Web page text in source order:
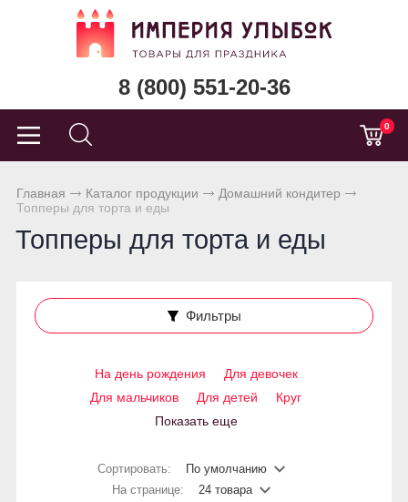
8 (800) 551-20-36
0
Главная Каталог продукции
Домашний кондитер
Топперы для торта и еды
Топперы для торта и еды
Фильтры
На день рождения
Для девочек
Для мальчиков
Для детей
Круг
Показать еще
Сортировать:
По умолчанию
На странице:
24 товара